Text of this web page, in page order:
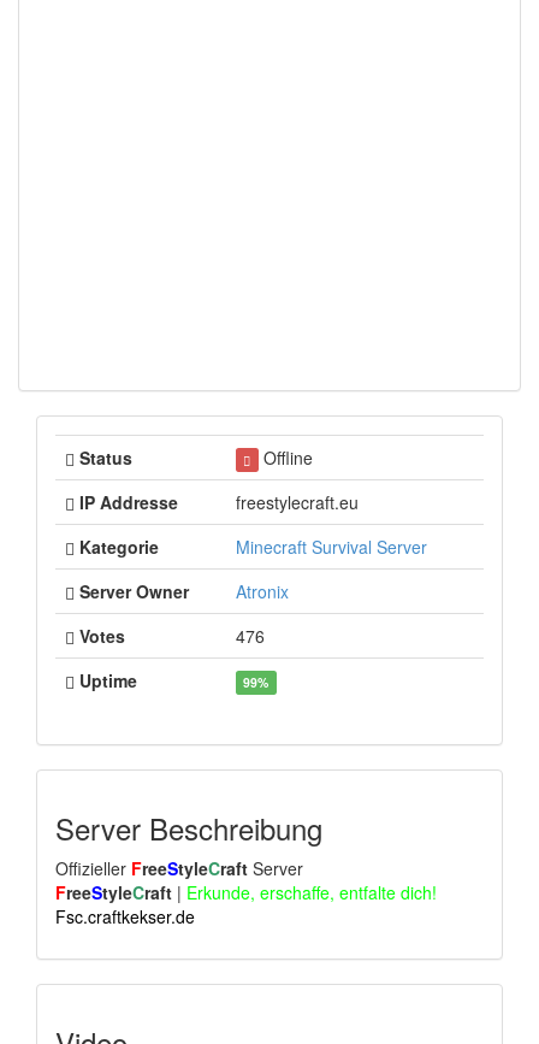
Status
Offline
IP Addresse
freestylecraft.eu
Kategorie
Minecraft Survival Server
Server Owner
Atronix
Votes
476
Uptime
99%
Server Beschreibung
Offizieller FreeStyleCraft Server
FreeStyleCraft | Erkunde, erschaffe, entfalte dich!
Fsc.craftkekser.de